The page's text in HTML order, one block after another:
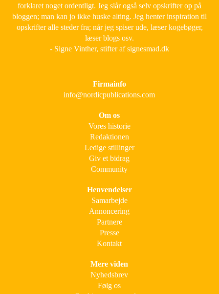
forklaret noget ordentligt. Jeg slår også selv opskrifter op på
bloggen; man kan jo ikke huske alting. Jeg henter inspiration til
opskrifter alle steder fra; når jeg spiser ude, læser kogebøger,
læser blogs osv.
- Signe Vinther, stifter af signesmad.dk
Firmainfo
info@nordicpublications.com
Om os
Vores historie
Redaktionen
Ledige stillinger
Giv et bidrag
Community
Henvendelser
Samarbejde
Annoncering
Partnere
Presse
Kontakt
Mere viden
Nyhedsbrev
Følg os